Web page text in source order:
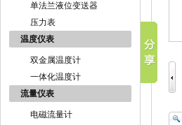
单法兰液位变送器
压力表
温度仪表
双金属温度计
一体化温度计
流量仪表
电磁流量计